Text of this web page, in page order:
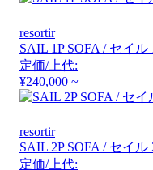
resortir
SAIL 1P SOFA / セイル
定価/上代:
¥240,000 ~
resortir
SAIL 2P SOFA / セイル
定価/上代: